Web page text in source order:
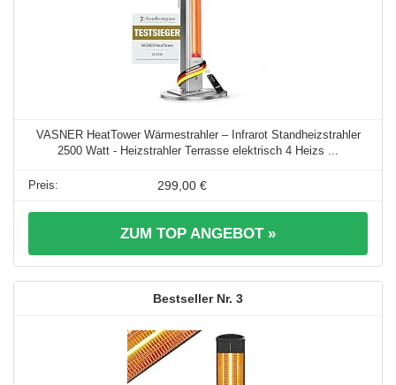
VASNER HeatTower Wärmestrahler – Infrarot Standheizstrahler
2500 Watt - Heizstrahler Terrasse elektrisch 4 Heizs ...
299,00 €
ZUM TOP ANGEBOT »
3